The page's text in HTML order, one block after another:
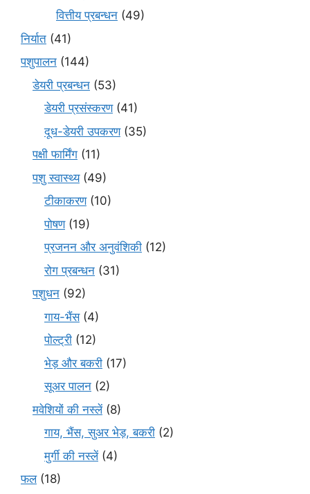
वित्तीय प्रबन्धन (49)
निर्यात (41)
पशुपालन (144)
डेयरी प्रबन्धन (53)
डेयरी प्रसंस्करण(41)
दूध-डेयरी उपकरण(35)
पक्षी फार्मिंग (11)
पशु स्वास्थ्य(49)
टीकाकरण(10)
पोषण(19)
प्रजनन और अनुवंशिकी (12)
रोग प्रबन्धन (31)
पशुधन (92)
गाय-भैंस(4)
पोल्ट्री (12)
भेड़ और बकरी (17)
सूअर पालन (2)
मवेशियों की नस्लें(8)
गाय, भैंस, सुअर भेड़, बकरी (2)
मुर्गी की नस्लें(4)
फल(18)